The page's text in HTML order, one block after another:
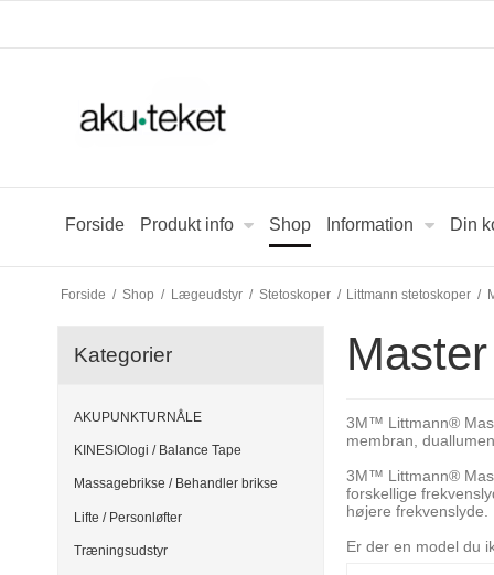
Forside Produkt info Shop Information Din
Forside / Shop / Lægeudstyr / Stetoskoper / Littmann stetoskoper /
Kategorier
AKUPUNKTURNÅLE
KINESIOlogi / Balance Tape
Massagebrikse / Behandler brikse
Lifte / Personløfter
Træningsudstyr
3M™ Littmann®
membran,
3M™ Littmann®
forskellige
højere frekvenslyde.
Er der en model du